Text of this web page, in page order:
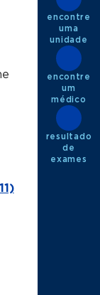
encontre
uma
unidade
encontre
um
médico
resultado
de
exames